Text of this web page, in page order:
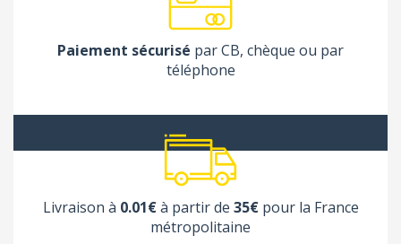
Paiement sécurisé par CB, chèque ou par
téléphone
Livraison à 0.01€à partir de 35€pour la France
métropolitaine